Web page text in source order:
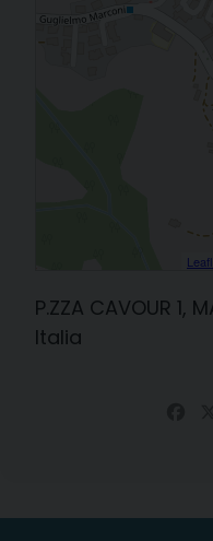
P.ZZA CAVOUR 1,
Italia